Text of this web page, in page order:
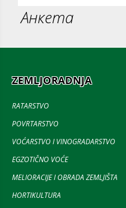
Анкета
ZEMLJORADNJA
RATARSTVO
POVRTARSTVO
VOĆARSTVO I VINOGRADARSTVO
EGZOTIČNO VOĆE
MELIORACIJE I OBRADA ZEMLJIŠTA
HORTIKULTURA